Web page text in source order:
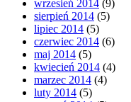
wrzesień 2014 (9)
sierpień 2014 (5)
lipiec 2014 (5)
czerwiec 2014 (6)
maj 2014 (5)
kwiecień 2014 (4)
marzec 2014 (4)
luty 2014 (5)